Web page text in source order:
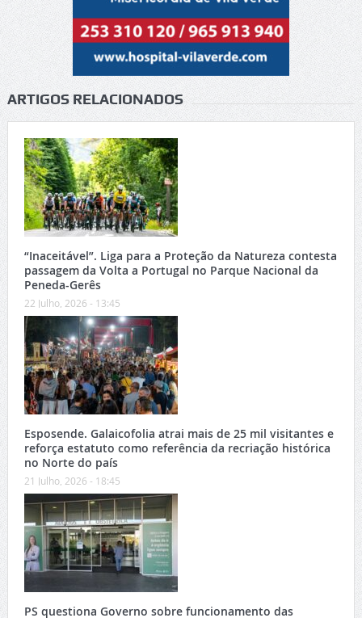
ARTIGOS RELACIONADOS
“Inaceitável”. Liga para a Proteção da Natureza contesta
passagem da Volta a Portugal no Parque Nacional da
Peneda-Gerês
22 Julho, 2026 - 13:45
Esposende. Galaicofolia atrai mais de 25 mil visitantes e
reforça estatuto como referência da recriação histórica
no Norte do país
21 Julho, 2026 - 18:45
PS questiona Governo sobre funcionamento das